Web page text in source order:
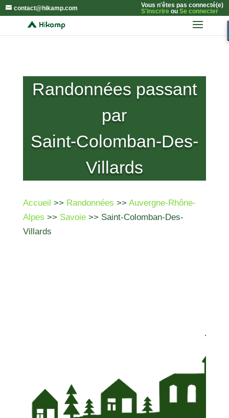
contact@hikamp.com
Vous n'êtes pas connecté(e)
S'inscrireou Se connecter
Randonnées passant
par
Saint-Colomban-Des-
Villards
Accueil >> Randonnées >> Auvergne-Rhône-
Alpes >> Savoie>> Saint-Colomban-Des-
Villards